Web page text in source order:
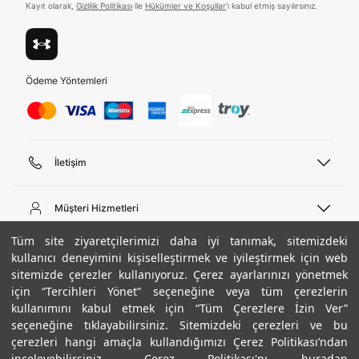
Tüm site ziyaretçilerimizi daha iyi tanımak, sitemizdeki
kullanıcı deneyimini kişiselleştirmek ve iyileştirmek için web
sitemizde çerezler kullanıyoruz. Çerez ayarlarınızı yönetmek
için “Tercihleri Yönet” seçeneğine veya tüm çerezlerin
kullanımını kabul etmek için “Tüm Çerezlere İzin Ver”
seçeneğine tıklayabilirsiniz. Sitemizdeki çerezleri ve bu
çerezleri hangi amaçla kullandığımızı Çerez Politikası’ndan
Kayıt olarak, Gizlilik Politikası ile Hükümler ve Koşullar'ı kabul etmiş sayılırsınız.
Ödeme Yöntemleri
İletişim
444 02 00
Pazartesi - Cuma 09:00 - 18:00
E-posta
bilgi@underarmour.com
Müşteri Hizmetleri
Sipariş Sorgulama
Bize Ulaşın
Teslimat Bilgileri
İşlem Rehberi
İade ve Değişimler
Sıkça Sorulan Sorular
Beden Rehberi
Hakkımızda
Ticari Bilgiler
Hükümler ve Koşullar
Gizlilik Politikası
Çerez Politikası
UA Sosyal Medya
Instagram
Facebook
Popüler Kategoriler